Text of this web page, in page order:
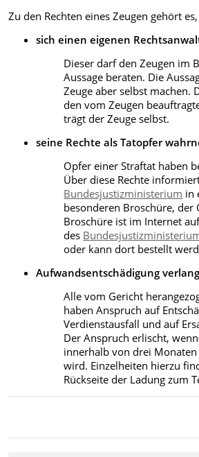
Zu den Rechten eines Zeugen gehört es,
sich einen eigenen
Dieser darf den Zeugen im
Aussage beraten. Die
Zeuge aber selbst machen.
den vom Zeugen
trägt der Zeuge selbst.
seine Rechte als Tatopfer
Opfer einer Straftat haben
Über diese Rechte
Bundesjustizministerium in
besonderen Broschüre, der
Broschüre ist im Internet
des
oder kann dort bestellt
Aufwandsentschädigung
Alle vom Gericht
haben Anspruch auf
Verdienstausfall und auf
Der Anspruch erlischt,
innerhalb von drei
wird. Einzelheiten hierzu
Rückseite der Ladung zum